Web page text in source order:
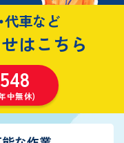
代車など
はこちら
中無休)